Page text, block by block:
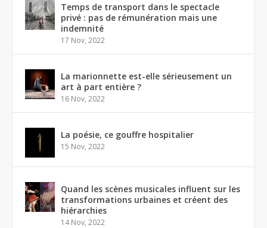
Temps de transport dans le spectacle
privé : pas de rémunération mais une
indemnité
17 Nov, 2022
La marionnette est-elle sérieusement un
art à part entière ?
16 Nov, 2022
La poésie, ce gouffre hospitalier
15 Nov, 2022
Quand les scènes musicales influent sur les
transformations urbaines et créent des
hiérarchies
14 Nov, 2022